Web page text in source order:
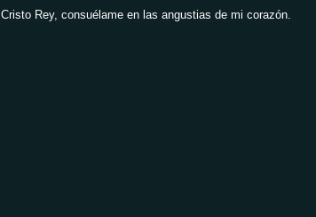
Cristo Rey, consuélame en las angustias de mi corazón.